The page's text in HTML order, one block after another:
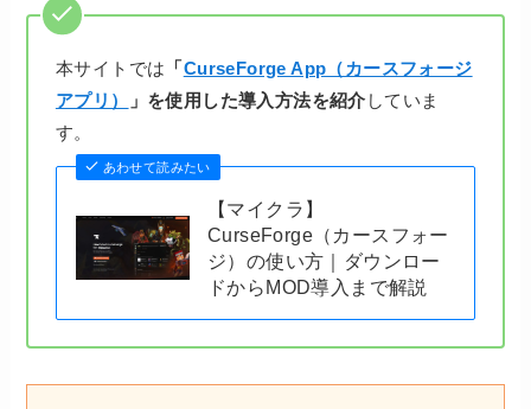
本サイトでは 「CurseForge App（カースフォージ
アプリ）
」を使用した導入方法を紹介 していま
す。
あわせて読みたい
【マイクラ】
CurseForge（カースフォー
ジ）の使い方｜ダウンロー
ドからMOD導入まで解説